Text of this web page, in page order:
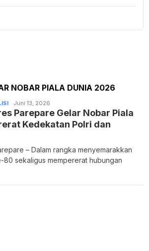
NOBAR PIALA DUNIA 2026
Admin
Juni 13, 2026
Parepare Gelar Nobar Piala
Kedekatan Polri dan
– Dalam rangka menyemarakkan
80 sekaligus mempererat hubungan